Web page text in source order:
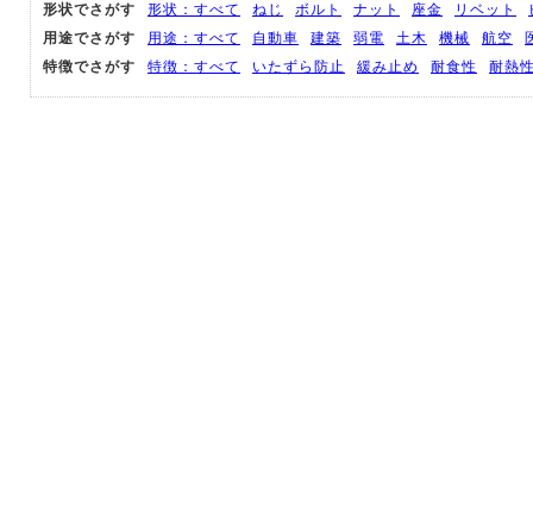
形状でさがす
形状：すべて ねじ ボルト ナット 座金 リベット
用途でさがす
用途：すべて 自動車 建築 弱電 土木 機械 航空
特徴でさがす
特徴：すべて いたずら防止 緩み止め 耐食性 耐熱